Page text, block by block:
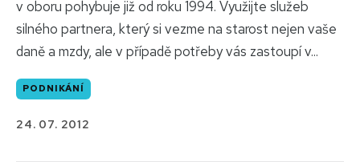
v oboru pohybuje již od roku 1994. Využijte služeb
silného partnera, který si vezme na starost nejen vaše
daně a mzdy, ale v případě potřeby vás zastoupí v...
PODNIKÁNÍ
24. 07. 2012